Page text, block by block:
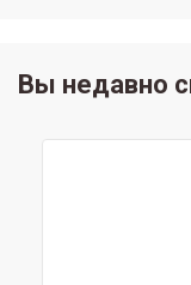
Вы недавно